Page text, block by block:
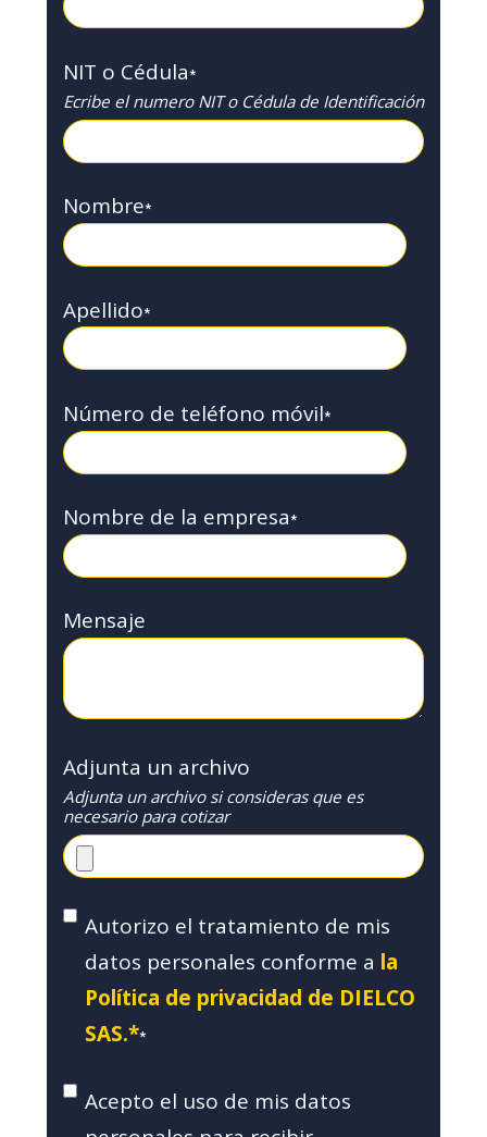
NIT o Cédula*
Ecribe el numero NIT o Cédula de Identificación
Nombre*
Apellido*
Número de teléfono móvil*
Nombre de la empresa*
Mensaje
Adjunta un archivo
Adjunta un archivo si consideras que es
necesario para cotizar
Autorizo el tratamiento de mis
datos personales conforme a la
Política de privacidad de DIELCO
SAS.**
Acepto el uso de mis datos